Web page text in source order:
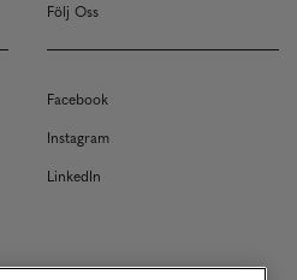
Följ Oss
Facebook
Instagram
LinkedIn